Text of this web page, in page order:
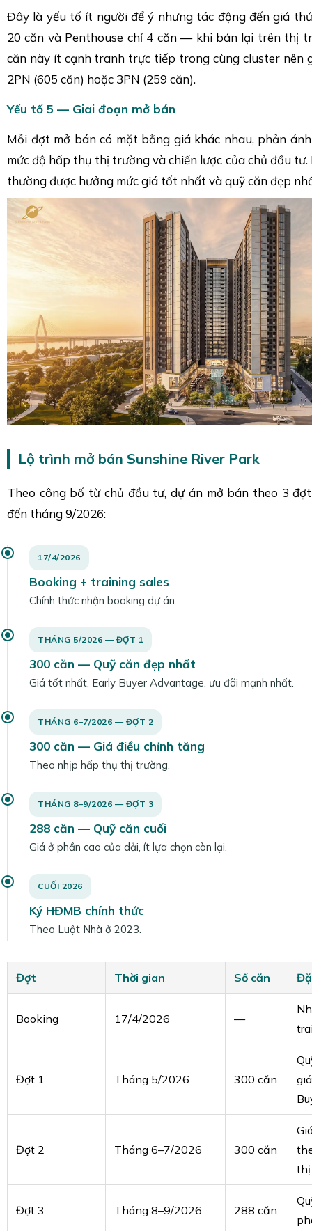
Đây là yếu tố ít người để ý nhưng tác động đến giá
20 căn và Penthouse chỉ 4 căn — khi bán lại trên thị
căn này ít cạnh tranh trực tiếp trong cùng cluster nên
2PN (605 căn) hoặc 3PN (259 căn).
Yếu tố 5 — Giai đoạn mở bán
Mỗi đợt mở bán có mặt bằng giá khác nhau, phản
mức độ hấp thụ thị trường và chiến lược của chủ đầu
thường được hưởng mức giá tốt nhất và quỹ căn đẹp
Lộ trình mở bán Sunshine River Park
Theo công bố từ chủ đầu tư, dự án mở bán theo 3
đến tháng 9/2026:
17/4/2026
Booking + training sales
Chính thức nhận booking dự án.
THÁNG 5/2026 — ĐỢT 1
300 căn — Quỹ căn đẹp nhất
Giá tốt nhất, Early Buyer Advantage, ưu đãi mạnh nhất.
THÁNG 6–7/2026 — ĐỢT 2
300 căn — Giá điều chỉnh tăng
Theo nhịp hấp thụ thị trường.
THÁNG 8–9/2026 — ĐỢT 3
288 căn — Quỹ căn cuối
Giá ở phần cao của dải, ít lựa chọn còn lại.
CUỐI 2026
Ký HĐMB chính thức
Theo Luật Nhà ở 2023.
Đợt Thời gian Số căn
Booking 17/4/2026 —
Đợt 1 Tháng 5/2026 300 căn
Đợt 2 Tháng 6–7/2026 300 căn
thị
Đợt 3 Tháng 8–9/2026 288 căn